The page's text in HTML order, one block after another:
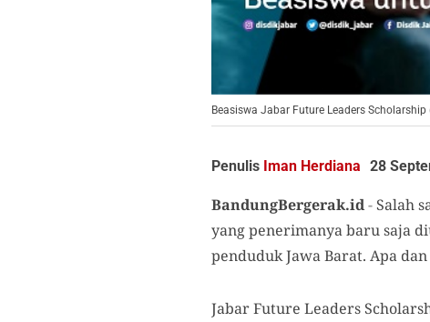
Beasiswa Jabar Future Leaders Scholarship
Penulis Iman Herdiana 28
BandungBergerak.id- Salah
yang penerimanya baru saja
penduduk Jawa Barat. Apa
Jabar Future Leaders